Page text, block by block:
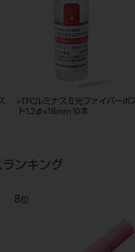
i-TFCルミナスⅡ光ファイバーポ
ト1.2φ×18mm 10本
ンキング
8位